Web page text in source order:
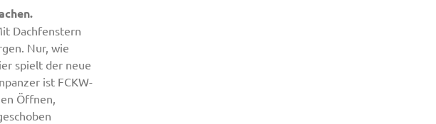
Dachfenstern
Nur, wie
spielt der neue
ist FCKW-
Öffnen,